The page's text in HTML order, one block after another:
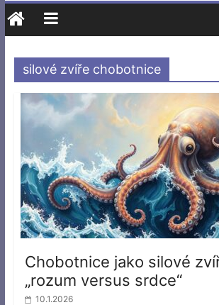
silové zvíře chobotnice
Chobotnice jako silové
„rozum versus srdce“
10.1.2026